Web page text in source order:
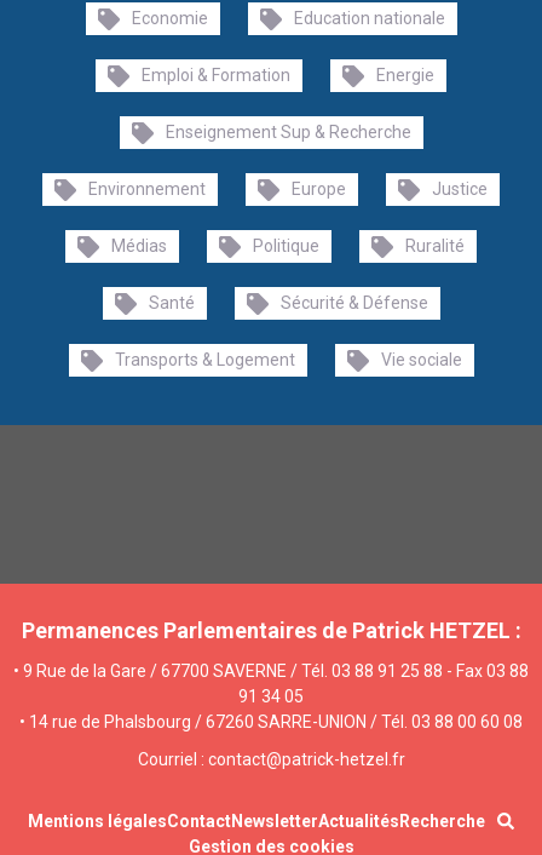
Economie Education nationale
Emploi & Formation Energie
Enseignement Sup & Recherche
Environnement Europe Justice
Médias Politique Ruralité
Santé Sécurité & Défense
Transports & Logement Vie sociale
Permanences Parlementaires de Patrick HETZEL :
• 9 Rue de la Gare / 67700 SAVERNE / Tél. 03 88 91 25 88 - Fax 03 88
91 34 05
• 14 rue de Phalsbourg / 67260 SARRE-UNION / Tél. 03 88 00 60 08
Courriel : contact@patrick-hetzel.fr
Mentions légalesContactNewsletterActualités Recherche
Gestion des cookies